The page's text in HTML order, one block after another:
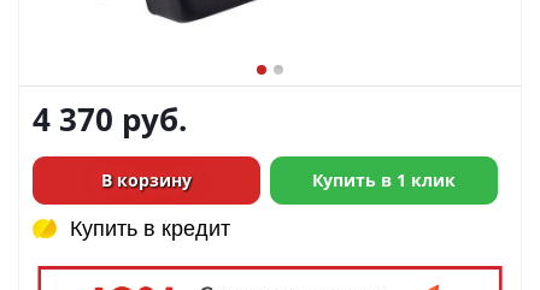
4 370 руб.
В корзину Купить в 1 клик
Купить в кредит
Купить в кредит